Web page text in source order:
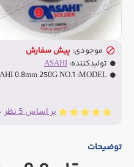
بر اساس 5 نظر
موجودی: پیش سفارش
تولیدکننده: ASAHI
MODEL:
0.8mm 250G NO.1
توضیحات